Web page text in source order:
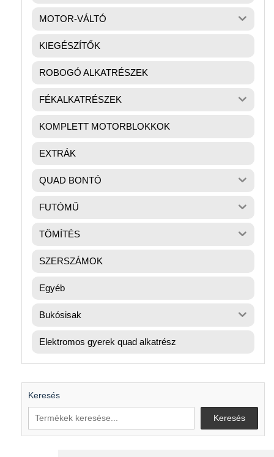
MOTOR-VÁLTÓ
KIEGÉSZÍTŐK
ROBOGÓ ALKATRÉSZEK
FÉKALKATRÉSZEK
KOMPLETT MOTORBLOKKOK
EXTRÁK
QUAD BONTÓ
FUTÓMŰ
TÖMÍTÉS
SZERSZÁMOK
Egyéb
Bukósisak
Elektromos gyerek quad alkatrész
Keresés
Keresés